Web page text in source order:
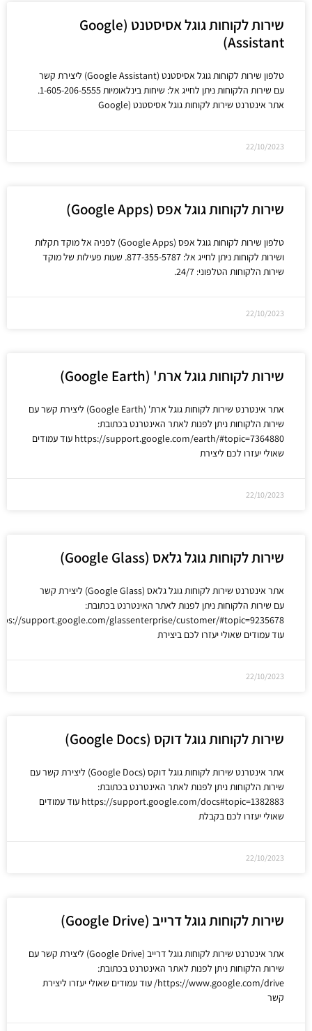
שירות לקוחות גוגל אסיסטנט (Google
Assistant)
טלפון שירות לקוחות גוגל אסיסטנט (Google Assistant) ליצירת קשר
עם שירות הלקוחות ניתן לחייג אל: שיחות בינלאומיות 1-605-206-5555.
אתר אינטרנט שירות לקוחות גוגל אסיסטנט (Google
22/10/2023
שירות לקוחות גוגל אפס (Google Apps)
טלפון שירות לקוחות גוגל אפס (Google Apps) לפניה אל מוקד תקלות
ושירות לקוחות ניתן לחייג אל: 877-355-5787. שעות פעילות של מוקד
שירות הלקוחות הטלפוני: 24/7.
22/10/2023
שירות לקוחות גוגל ארת' (Google Earth)
אתר אינטרנט שירות לקוחות גוגל ארת' (Google Earth) ליצירת קשר עם
שירות הלקוחות ניתן לפנות לאתר האינטרנט בכתובת:
https://support.google.com/earth/#topic=7364880 עוד עמודים
שאולי יעזרו לכם ליצירת
22/10/2023
שירות לקוחות גוגל גלאס (Google Glass)
אתר אינטרנט שירות לקוחות גוגל גלאס (Google Glass) ליצירת קשר
עם שירות הלקוחות ניתן לפנות לאתר האינטרנט בכתובת:
support.google.com/glassenterprise/customer/#topic=9235678
עוד עמודים שאולי יעזרו לכם ביצירת
22/10/2023
שירות לקוחות גוגל דוקס (Google Docs)
אתר אינטרנט שירות לקוחות גוגל דוקס (Google Docs) ליצירת קשר עם
שירות הלקוחות ניתן לפנות לאתר האינטרנט בכתובת:
https://support.google.com/docs#topic=1382883 עוד עמודים
שאולי יעזרו לכם בקבלת
22/10/2023
שירות לקוחות גוגל דרייב (Google Drive)
אתר אינטרנט שירות לקוחות גוגל דרייב (Google Drive) ליצירת קשר עם
שירות הלקוחות ניתן לפנות לאתר האינטרנט בכתובת:
https://www.google.com/drive/ עוד עמודים שאולי יעזרו ליצירת
קשר